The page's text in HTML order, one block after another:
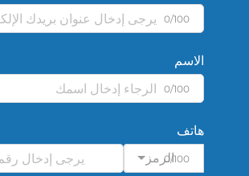
0/100
الاسم
0/100
هاتف
الرمز0/100